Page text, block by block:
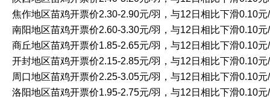
焦作地区苗鸡开票价2.30-2.90元/羽，与12日相比下滑0.10元
南阳地区苗鸡开票价2.60-3.30元/羽，与12日相比下滑0.10元
商丘地区苗鸡开票价1.85-2.65元/羽，与12日相比下滑0.10元
开封地区苗鸡开票价2.15-2.85元/羽，与12日相比下滑0.10元
周口地区苗鸡开票价2.25-3.05元/羽，与12日相比下滑0.10元
洛阳地区苗鸡开票价1.95-2.75元/羽，与12日相比下滑0.10元